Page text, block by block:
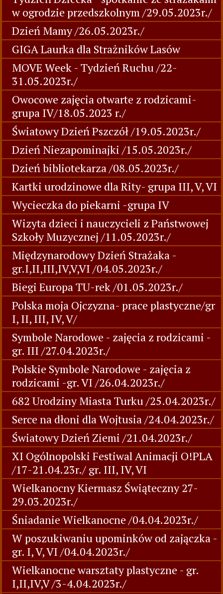
w ogrodzie przedszkolnym /29.05.2023r./
Dzień Mamy /26.05.2023r./
GIGA Laurka dla Strażników Lasów
MOVE Week - Tydzień Ruchu /22-
31.05.2023r./
Owocowe zajęcia otwarte z rodzicami-
grupa IV/18.05.2023 r./
Światowy Dzień Pszczół /19.05.2023r./
Dzień Niezapominajki /15.05.2023r./
Dzień bibliotekarza /08.05.2023r./
Kartki urodzinowe dla Rity- grupa III, V, VI
Wycieczka do piekarni -grupa IV
Wizyta dzieci i nauczycieli z Państwowej
Szkoły Muzycznej /11.05.2023r./
Międzynarodowy Dzień Strażaka -
gr.I,II,III,IV,V,VI /04.05.2023r./
Biegi Europa TU-rek /01.05.2023r./
Polska moja Ojczyzna- prace plastyczne/gr
I, II, III, IV, V/
Symbole Narodowe - zajęcia z rodzicami -
gr. III /27.04.2023r./
Polskie Symbole Narodowe - zajęcia z
rodzicami -gr. VI /26.04.2023r./
682 Urodziny Miasta Turku /25.04.2023r./
Serce na dłoni dla Wojtusia /24.04.2023r./
Światowy Dzień Ziemi /21.04.2023r./
XI Ogólnopolski Festiwal Animacji O!PLA
/17-21.04.23r./ gr. III, IV, VI
Wielkanocny Kiermasz Świąteczny 27-
29.03.2023r./
Śniadanie Wielkanocne /04.04.2023r./
W poszukiwaniu upominków od zajączka -
gr. I, V, VI /04.04.2023r./
Wielkanocne warsztaty plastyczne - gr.
I,II,IV,V /3-4.04.2023r./